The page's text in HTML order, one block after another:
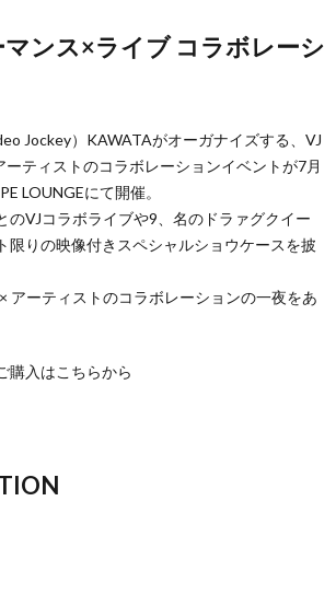
ンス×ライブ コラボレーシ
Jockey）KAWATAがオーガナイズする、VJ
ーティストのコラボレーションイベントが7月
LOUNGEにて開催。
のVJコラボライブや9、名のドラァグクイー
限りの映像付きスペシャルショウケースを披
アーティストのコラボレーションの一夜をあ
購入はこちらから